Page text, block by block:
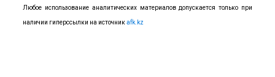
Любое использование аналитических материалов допускается только при
наличии гиперссылки на источникafk.kz